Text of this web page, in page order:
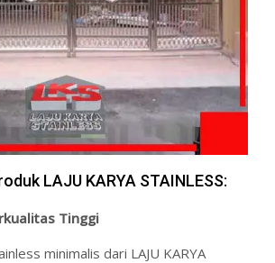
LAJU KARYA STAINLESS:
Tinggi
minimalis dari LAJU KARYA